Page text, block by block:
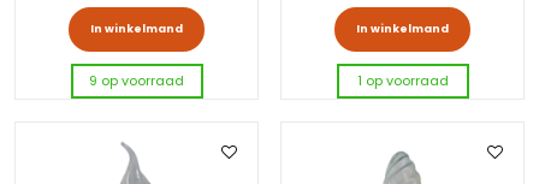
In winkelmand
9 op voorraad
In winkelmand
1 op voorraad